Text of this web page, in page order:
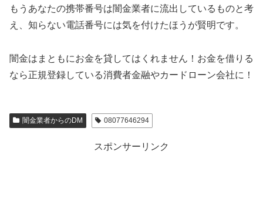
もうあなたの携帯番号は闇金業者に流出しているものと考
え、知らない電話番号には気を付けたほうが賢明です。
闇金はまともにお金を貸してはくれません！お金を借りる
なら正規登録している消費者金融やカードローン会社に！
闇金業者からのDM 08077646294
スポンサーリンク